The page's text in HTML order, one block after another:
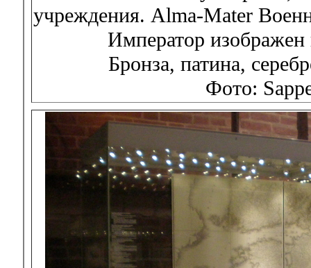
учреждения. Alma-Mater
Император
Бронза, патина,
Фото: